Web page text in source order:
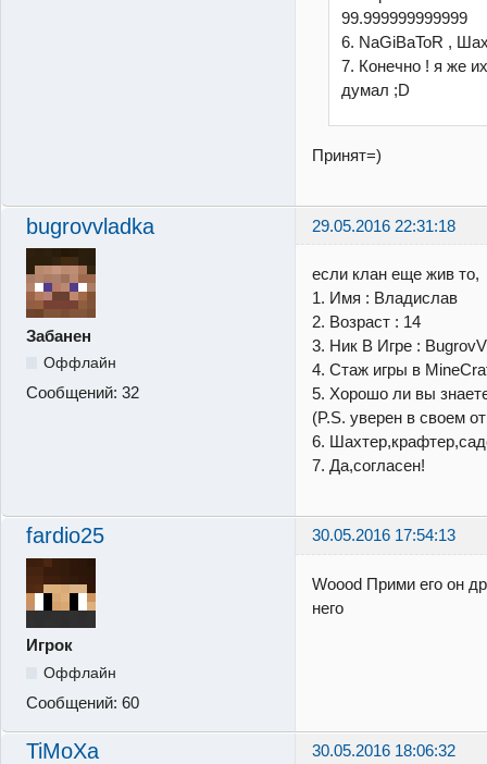
99.999999999999
6. NaGiBaToR ,
7. Конечно ! я же
думал ;D
Принят=)
bugrovvladka 29.05.2016 22:31:18
Забанен
Оффлайн
Сообщений: 32
если клан еще жив то,
1. Имя : Владислав
2. Возраст : 14
3. Ник В Игре :
4. Стаж игры в
5. Хорошо ли вы
(P.S. уверен в своем
6.
7. Да,согласен!
fardio25 30.05.2016 17:54:13
Игрок
Оффлайн
Сообщений: 60
Woood Прими его он
него
TiMoXa 30.05.2016 18:06:32